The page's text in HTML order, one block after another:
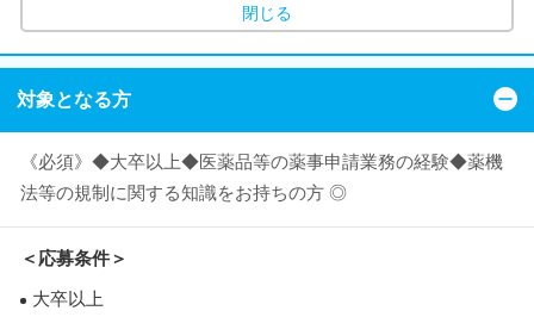
閉じる
対象となる方
《必須》◆大卒以上◆医薬品等の薬事申請業務の経験◆薬機
法等の規制に関する知識をお持ちの方 ◎
＜応募条件＞
大卒以上